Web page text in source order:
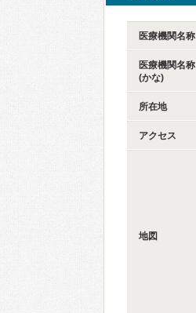
医療機関名称
医療機関名称
(かな)
所在地
アクセス
地図